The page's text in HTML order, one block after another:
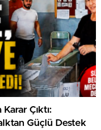
Çıktı:
Güçlü Destek